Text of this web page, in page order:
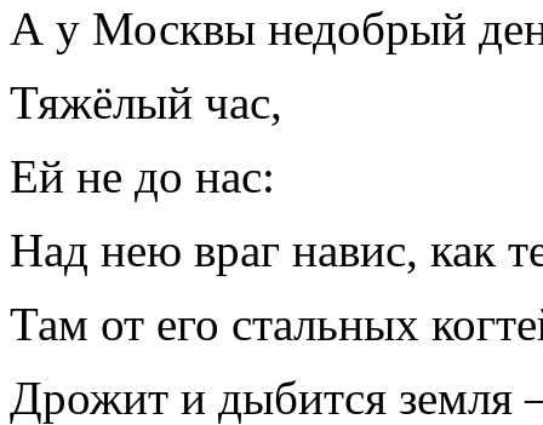
А у Москвы недобрый
Тяжёлый час,
Ей не до нас:
Над нею враг навис, как
Там от его стальных
Дрожит и дыбится